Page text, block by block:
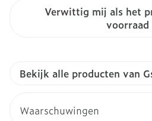
Verwittig mij als het
voorraad
Bekijk alle producten van
Waarschuwingen